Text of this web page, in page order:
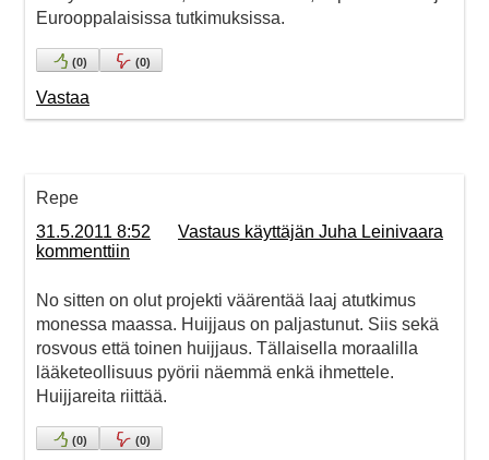
Eurooppalaisissa tutkimuksissa.
(0) (0)
Vastaa
Repe
31.5.2011 8:52
Vastaus käyttäjän Juha Leinivaara
kommenttiin
No sitten on olut projekti väärentää laaj atutkimus
monessa maassa. Huijjaus on paljastunut. Siis sekä
rosvous että toinen huijjaus. Tällaisella moraalilla
lääketeollisuus pyörii näemmä enkä ihmettele.
Huijjareita riittää.
(0) (0)